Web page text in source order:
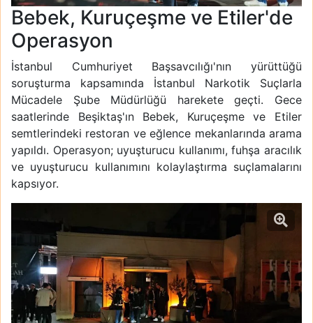
Bebek, Kuruçeşme ve Etiler'de
Operasyon
İstanbul Cumhuriyet Başsavcılığı'nın yürüttüğü
soruşturma kapsamında İstanbul Narkotik Suçlarla
Mücadele Şube Müdürlüğü harekete geçti. Gece
saatlerinde Beşiktaş'ın Bebek, Kuruçeşme ve Etiler
semtlerindeki restoran ve eğlence mekanlarında arama
yapıldı. Operasyon; uyuşturucu kullanımı, fuhşa aracılık
ve uyuşturucu kullanımını kolaylaştırma suçlamalarını
kapsıyor.